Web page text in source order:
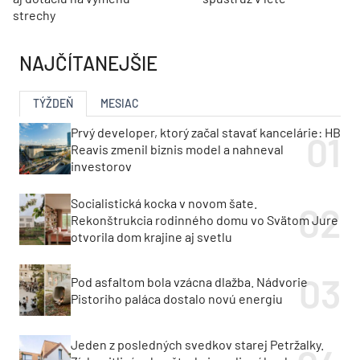
strechy
NAJČÍTANEJŠIE
TÝŽDEŇ MESIAC
Prvý developer, ktorý začal stavať kancelárie: HB
Reavis zmenil biznis model a nahneval
investorov
Socialistická kocka v novom šate.
Rekonštrukcia rodinného domu vo Svätom Jure
otvorila dom krajine aj svetlu
Pod asfaltom bola vzácna dlažba. Nádvorie
Pistoriho paláca dostalo novú energiu
Jeden z posledných svedkov starej Petržalky.